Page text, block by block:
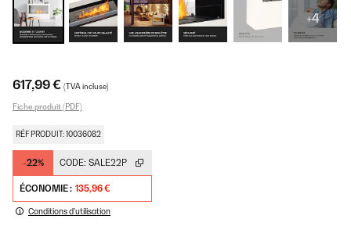
+4
617,99 € (TVA incluse)
Fiche produit (PDF)
RÉF PRODUIT: 10036082
-22% CODE: SALE22P
ÉCONOMIE : 135,96 €
Conditions d'utilisation